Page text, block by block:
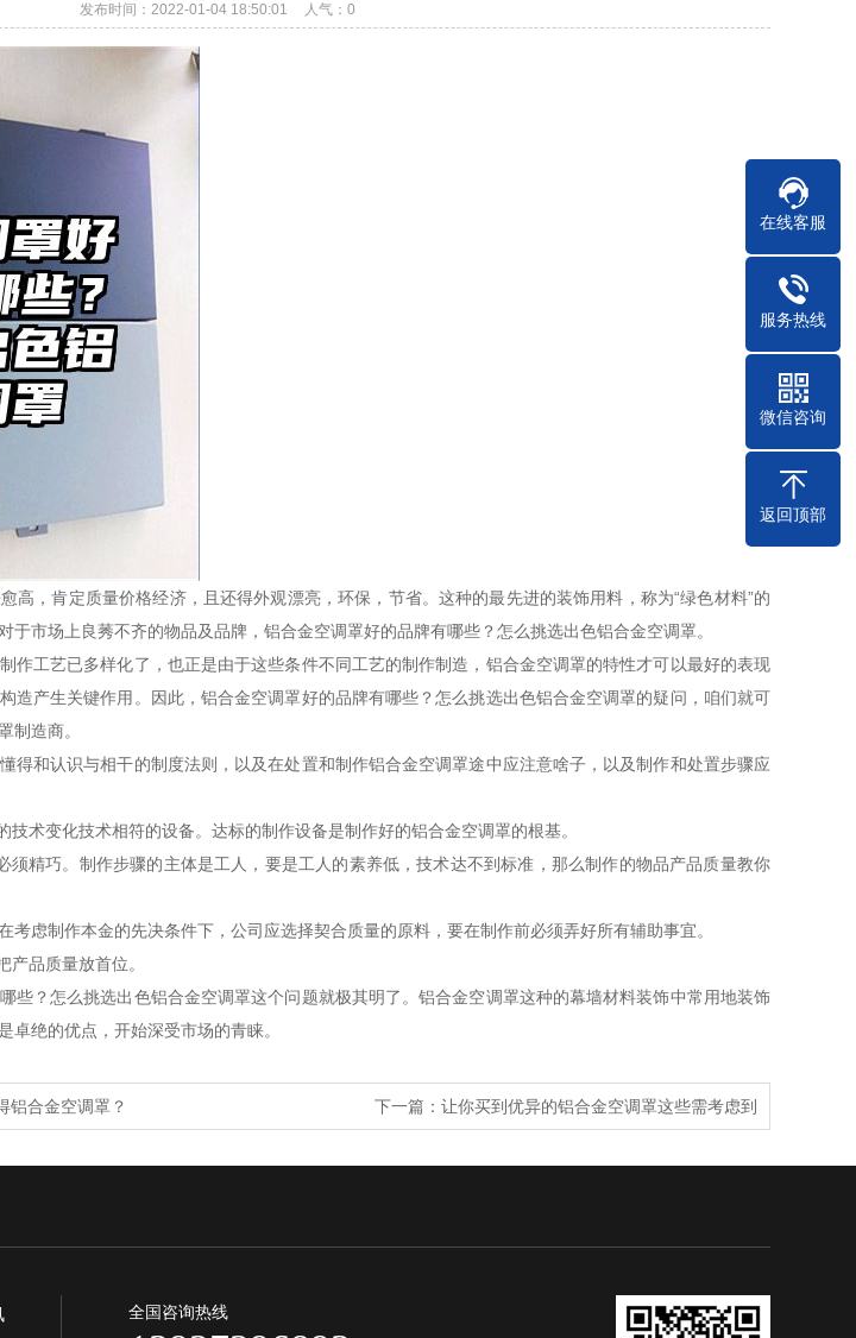
发布时间：2022-01-04 18:50:01 人气： 0
高，肯定质量价格经济，且还得外观漂亮，环保，节省。这种的最先进的装饰用料，称为“绿色材料”的
市场上良莠不齐的物品及品牌，铝合金空调罩好的品牌有哪些？怎么挑选出色铝合金空调罩。
作工艺已多样化了，也正是由于这些条件不同工艺的制作制造，铝合金空调罩的特性才可以最好的表现
造产生关键作用。因此，铝合金空调罩好的品牌有哪些？怎么挑选出色铝合金空调罩的疑问，咱们就可
制造商。
得和认识与相干的制度法则，以及在处置和制作铝合金空调罩途中应注意啥子，以及制作和处置步骤应
术变化技术相符的设备。达标的制作设备是制作好的铝合金空调罩的根基。
须精巧。制作步骤的主体是工人，要是工人的素养低，技术达不到标准，那么制作的物品产品质量教你
考虑制作本金的先决条件下，公司应选择契合质量的原料，要在制作前必须弄好所有辅助事宜。
品质量放首位。
些？怎么挑选出色铝合金空调罩这个问题就极其明了。铝合金空调罩这种的幕墙材料装饰中常用地装饰
卓绝的优点，开始深受市场的青睐。
铝合金空调罩？ 下一篇： 让你买到优异的铝合金空调罩这些需考虑到
全国咨询热线
在线客服
服务热线
微信咨询
返回顶部